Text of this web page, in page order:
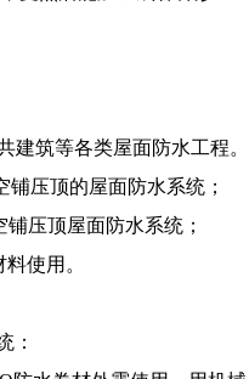
筑等各类屋面防水工程。
压顶的屋面防水系统；
压顶屋面防水系统；
使用。
：